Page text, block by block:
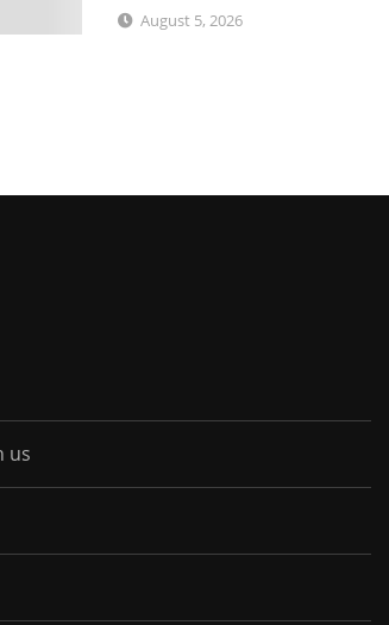
August 5, 2026
us